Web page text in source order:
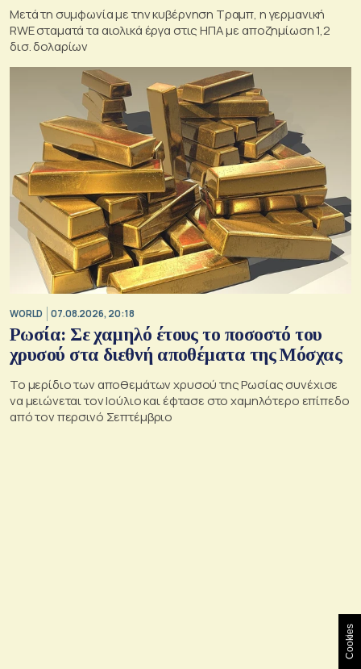
Μετά τη συμφωνία με την κυβέρνηση Τραμπ, η γερμανική
RWE σταματά τα αιολικά έργα στις ΗΠΑ με αποζημίωση 1,2
δισ. δολαρίων
WORLD 07.08.2026, 20:18
Ρωσία: Σε χαμηλό έτους το ποσοστό του
χρυσού στα διεθνή αποθέματα της Μόσχας
Το μερίδιο των αποθεμάτων χρυσού της Ρωσίας συνέχισε
να μειώνεται τον Ιούλιο και έφτασε στο χαμηλότερο επίπεδο
από τον περσινό Σεπτέμβριο
Cookies